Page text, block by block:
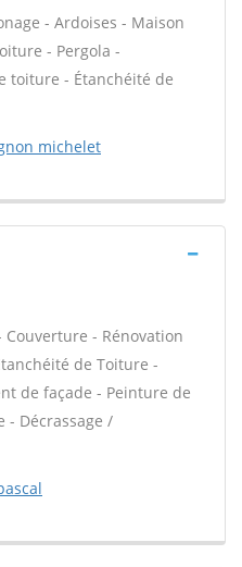
- Ardoises - Maison
- Pergola -
toiture - Étanchéité de
michelet
- Rénovation
de Toiture -
de façade - Peinture de
- Décrassage /